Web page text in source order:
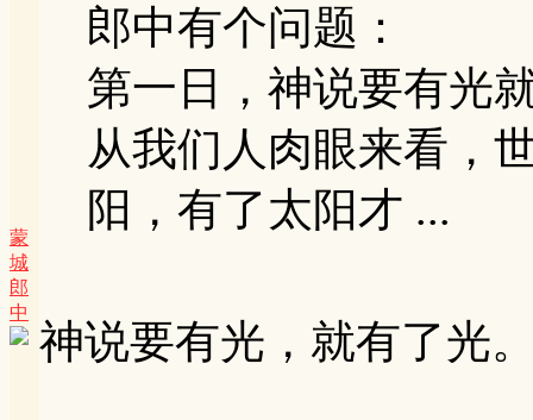
蒙
城
郎
中
郎中有个问题：
第一日，神说要有光
从我们人肉眼来看，
阳，有了太阳才 ...
神说要有光，就有了光